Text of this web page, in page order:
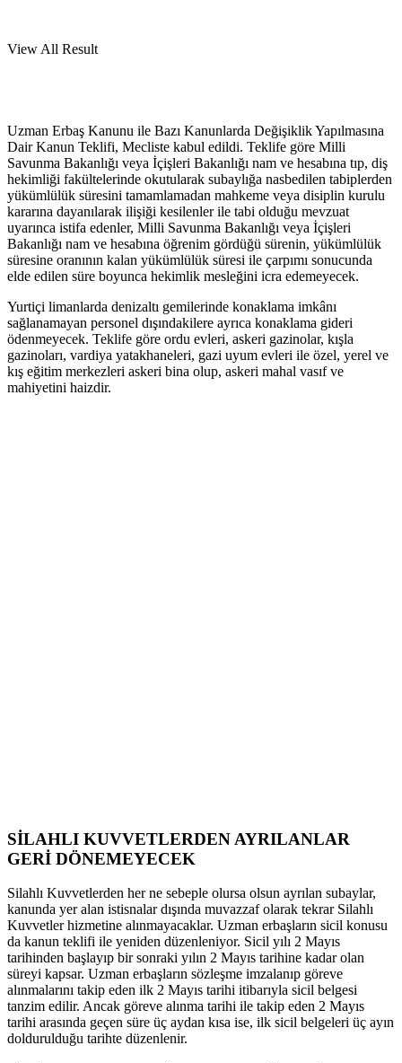
View All Result
Uzman Erbaş Kanunu ile Bazı Kanunlarda Değişiklik Yapılmasına
Dair Kanun Teklifi, Mecliste kabul edildi. Teklife göre Milli
Savunma Bakanlığı veya İçişleri Bakanlığı nam ve hesabına tıp, diş
hekimliği fakültelerinde okutularak subaylığa nasbedilen tabiplerden
yükümlülük süresini tamamlamadan mahkeme veya disiplin kurulu
kararına dayanılarak ilişiği kesilenler ile tabi olduğu mevzuat
uyarınca istifa edenler, Milli Savunma Bakanlığı veya İçişleri
Bakanlığı nam ve hesabına öğrenim gördüğü sürenin, yükümlülük
süresine oranının kalan yükümlülük süresi ile çarpımı sonucunda
elde edilen süre boyunca hekimlik mesleğini icra edemeyecek.
Yurtiçi limanlarda denizaltı gemilerinde konaklama imkânı
sağlanamayan personel dışındakilere ayrıca konaklama gideri
ödenmeyecek. Teklife göre ordu evleri, askeri gazinolar, kışla
gazinoları, vardiya yatakhaneleri, gazi uyum evleri ile özel, yerel ve
kış eğitim merkezleri askeri bina olup, askeri mahal vasıf ve
mahiyetini haizdir.
SİLAHLI KUVVETLERDEN AYRILANLAR
GERİ DÖNEMEYECEK
Silahlı Kuvvetlerden her ne sebeple olursa olsun ayrılan subaylar,
kanunda yer alan istisnalar dışında muvazzaf olarak tekrar Silahlı
Kuvvetler hizmetine alınmayacaklar. Uzman erbaşların sicil konusu
da kanun teklifi ile yeniden düzenleniyor. Sicil yılı 2 Mayıs
tarihinden başlayıp bir sonraki yılın 2 Mayıs tarihine kadar olan
süreyi kapsar. Uzman erbaşların sözleşme imzalanıp göreve
alınmalarını takip eden ilk 2 Mayıs tarihi itibarıyla sicil belgesi
tanzim edilir. Ancak göreve alınma tarihi ile takip eden 2 Mayıs
tarihi arasında geçen süre üç aydan kısa ise, ilk sicil belgeleri üç ayın
doldurulduğu tarihte düzenlenir.